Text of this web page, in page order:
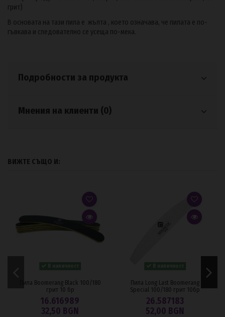
грит)
В основата на тази пила е жълта , което означава, че пилата е по-
гъвкава и следователно се усеща по-мека.
Подробности за продукта
Мнения на клиенти (0)
ВИЖТЕ СЪЩО И:
Пила Boomerang Black 100/180
грит 10 бр
16.616989
32,50 BGN
Пила Long Last Boomerang
Special 100/180 грит 10бр
26.587183
52,00 BGN